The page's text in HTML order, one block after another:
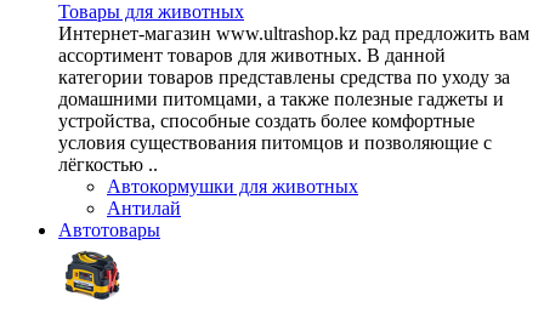
Товары для животных
Интернет-магазин www.ultrashop.kz рад предложить вам
ассортимент товаров для животных. В данной
категории товаров представлены средства по уходу за
домашними питомцами, а также полезные гаджеты и
устройства, способные создать более комфортные
условия существования питомцов и позволяющие с
лёгкостью ..
Автокормушки для животных
Антилай
Автотовары